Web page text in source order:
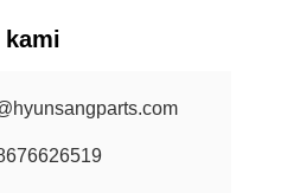
kami